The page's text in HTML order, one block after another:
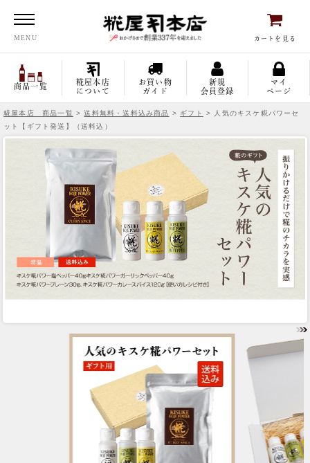
MENU カートを見る
商品一覧
糀屋本店
について
お買い物
ガイド
新規
会員登録
マイ
ページ
糀屋本店 商品一覧 >送料無料・送料込み商品 > ギフト
> 人気のキスケ糀パワーセ
ット【ギフト発送】（送料込）